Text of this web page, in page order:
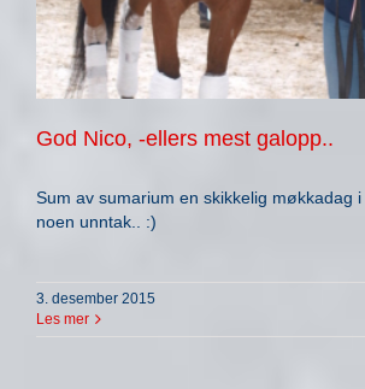
God Nico, -ellers mest galopp..
Sum av sumarium en skikkelig møkkadag
noen unntak.. :)
3. desember 2015
Les mer